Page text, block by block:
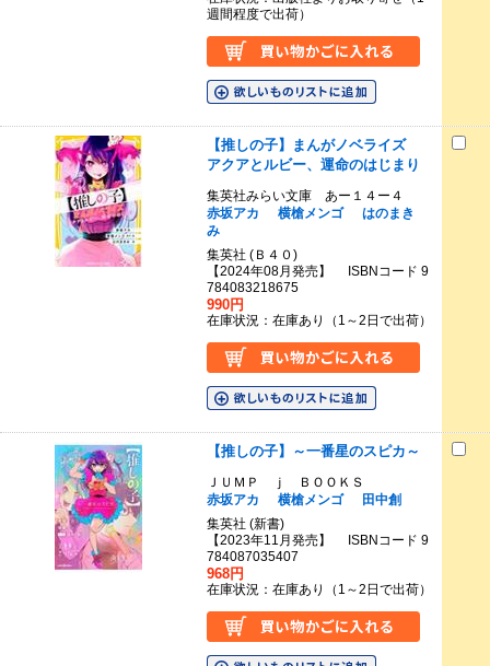
週間程度で出荷）
【推しの子】まんがノベライズ
アクアとルビー、運命のはじまり
集英社みらい文庫 あー１４ー４
赤坂アカ
横槍メンゴ
はのまき
み
集英社 (Ｂ４０)
【2024年08月発売】 ISBNコード 9
784083218675
990円
在庫状況：在庫あり（1～2日で出荷）
【推しの子】～一番星のスピカ～
ＪＵＭＰ ｊ ＢＯＯＫＳ
赤坂アカ
横槍メンゴ
田中創
集英社 (新書)
【2023年11月発売】 ISBNコード 9
784087035407
968円
在庫状況：在庫あり（1～2日で出荷）